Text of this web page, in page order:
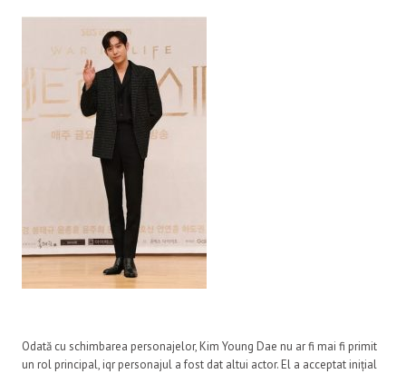
Odată cu schimbarea personajelor, Kim Young Dae nu ar fi mai fi primit
un rol principal, iqr personajul a fost dat altui actor. El a acceptat inițial